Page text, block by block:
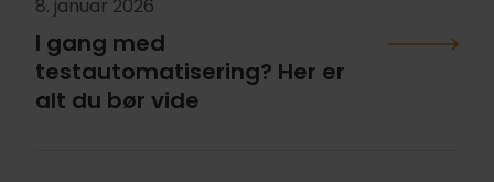
8. januar 2026
I gang med
testautomatisering? Her er
alt du bør vide